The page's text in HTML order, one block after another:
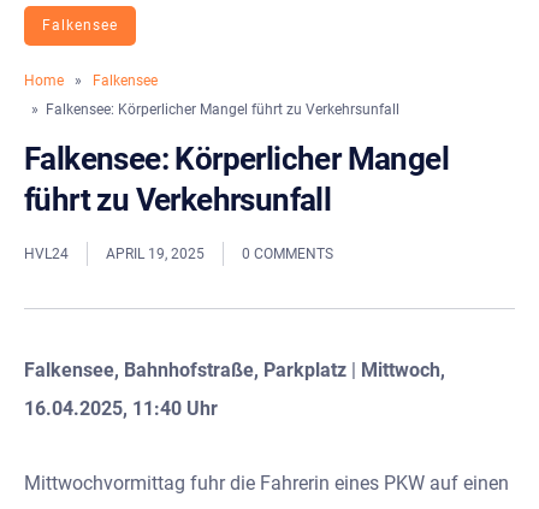
Falkensee
Home »
Falkensee
» Falkensee: Körperlicher Mangel führt zu Verkehrsunfall
Falkensee: Körperlicher Mangel
führt zu Verkehrsunfall
HVL24 APRIL 19, 2025 0 COMMENTS
Falkensee, Bahnhofstraße, Parkplatz | Mittwoch,
16.04.2025, 11:40 Uhr
Mittwochvormittag fuhr die Fahrerin eines PKW auf einen